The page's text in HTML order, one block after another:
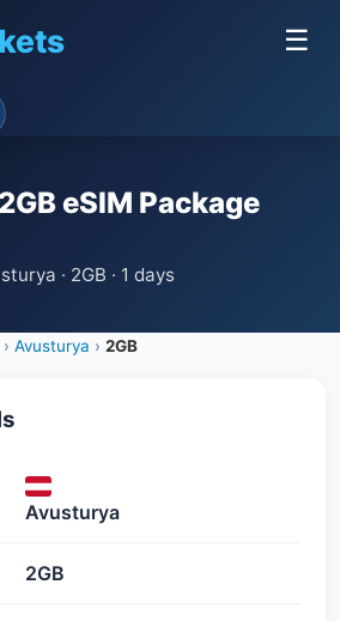
☰
eSIM Package
· 2GB · 1 days
› Avusturya › 2GB
Avusturya
2GB